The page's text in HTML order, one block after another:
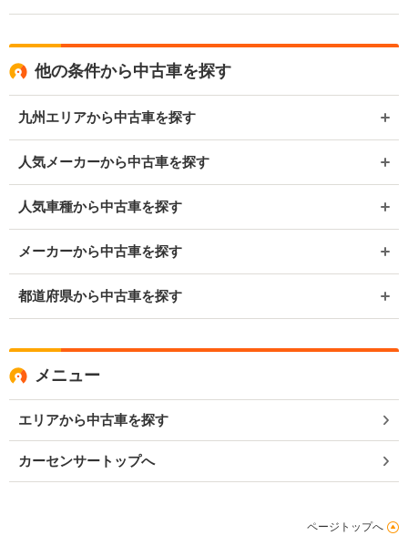
他の条件から中古車を探す
九州エリアから中古車を探す
人気メーカーから中古車を探す
人気車種から中古車を探す
メーカーから中古車を探す
都道府県から中古車を探す
メニュー
エリアから中古車を探す
カーセンサートップへ
ページトップへ